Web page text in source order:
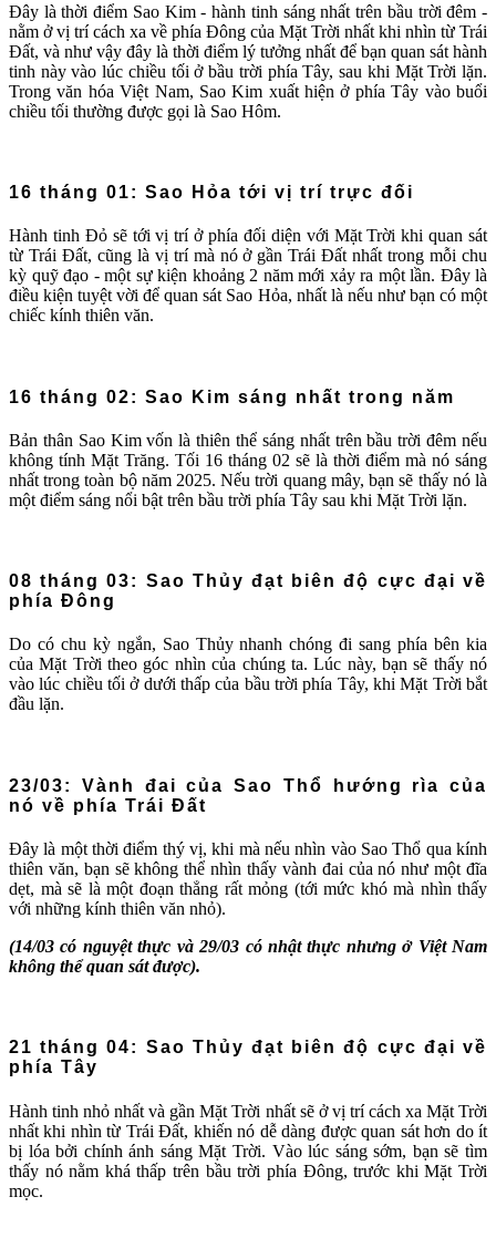
Đây là thời điểm Sao Kim - hành tinh sáng nhất trên bầu trời đêm -
nằm ở vị trí cách xa về phía Đông của Mặt Trời nhất khi nhìn từ Trái
Đất, và như vậy đây là thời điểm lý tưởng nhất để bạn quan sát hành
tinh này vào lúc chiều tối ở bầu trời phía Tây, sau khi Mặt Trời lặn.
Trong văn hóa Việt Nam, Sao Kim xuất hiện ở phía Tây vào buổi
chiều tối thường được gọi là Sao Hôm.
16 tháng 01: Sao Hỏa tới vị trí trực đối
Hành tinh Đỏ sẽ tới vị trí ở phía đối diện với Mặt Trời khi quan sát
từ Trái Đất, cũng là vị trí mà nó ở gần Trái Đất nhất trong mỗi chu
kỳ quỹ đạo - một sự kiện khoảng 2 năm mới xảy ra một lần. Đây là
điều kiện tuyệt vời để quan sát Sao Hỏa, nhất là nếu như bạn có một
chiếc kính thiên văn.
16 tháng 02: Sao Kim sáng nhất trong năm
Bản thân Sao Kim vốn là thiên thể sáng nhất trên bầu trời đêm nếu
không tính Mặt Trăng. Tối 16 tháng 02 sẽ là thời điểm mà nó sáng
nhất trong toàn bộ năm 2025. Nếu trời quang mây, bạn sẽ thấy nó là
một điểm sáng nổi bật trên bầu trời phía Tây sau khi Mặt Trời lặn.
08 tháng 03: Sao Thủy đạt biên độ cực đại về
phía Đông
Do có chu kỳ ngắn, Sao Thủy nhanh chóng đi sang phía bên kia
của Mặt Trời theo góc nhìn của chúng ta. Lúc này, bạn sẽ thấy nó
vào lúc chiều tối ở dưới thấp của bầu trời phía Tây, khi Mặt Trời bắt
đầu lặn.
23/03: Vành đai của Sao Thổ hướng rìa của
nó về phía Trái Đất
Đây là một thời điểm thý vị, khi mà nếu nhìn vào Sao Thổ qua kính
thiên văn, bạn sẽ không thể nhìn thấy vành đai của nó như một đĩa
dẹt, mà sẽ là một đoạn thẳng rất mỏng (tới mức khó mà nhìn thấy
với những kính thiên văn nhỏ).
(14/03 có nguyệt thực và 29/03 có nhật thực nhưng ở Việt Nam
không thể quan sát được).
21 tháng 04: Sao Thủy đạt biên độ cực đại về
phía Tây
Hành tinh nhỏ nhất và gần Mặt Trời nhất sẽ ở vị trí cách xa Mặt Trời
nhất khi nhìn từ Trái Đất, khiến nó dễ dàng được quan sát hơn do ít
bị lóa bởi chính ánh sáng Mặt Trời. Vào lúc sáng sớm, bạn sẽ tìm
thấy nó nằm khá thấp trên bầu trời phía Đông, trước khi Mặt Trời
mọc.